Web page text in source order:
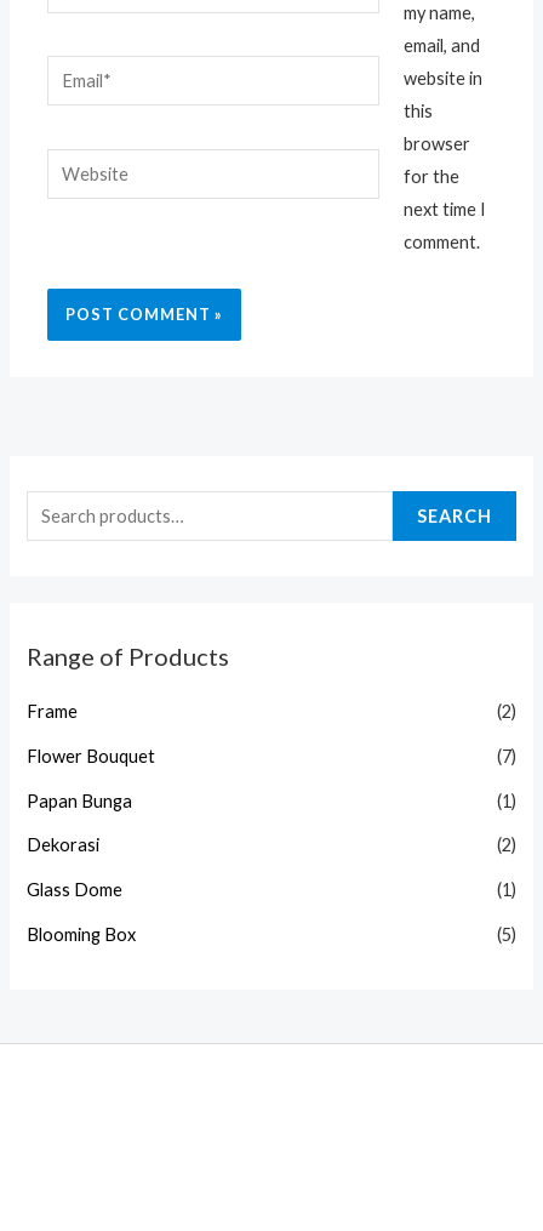
Email*
Website
my name,
email, and
website in
this
browser
for the
next time I
comment.
SEARCH
Range of Products
Frame (2)
Flower Bouquet (7)
Papan Bunga (1)
Dekorasi (2)
Glass Dome (1)
Blooming Box (5)